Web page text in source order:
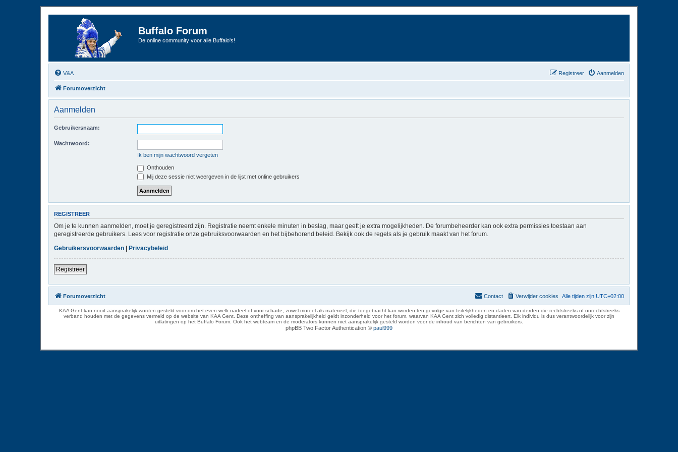
Buffalo Forum
De online community voor alle Buffalo's!
V&A Aanmelden
Registreer
Forumoverzicht
Aanmelden
Gebruikersnaam:
Wachtwoord:
Ik ben mijn wachtwoord vergeten
Onthouden
Mij deze sessie niet weergeven in de lijst met online gebruikers
REGISTREER
Om je te kunnen aanmelden, moet je geregistreerd zijn. Registratie neemt enkele minuten in beslag, maar geeft je extra mogelijkheden. De forumbeheerder kan ook extra permissies toestaan aan
geregistreerde gebruikers. Lees voor registratie onze gebruiksvoorwaarden en het bijbehorend beleid. Bekijk ook de regels als je gebruik maakt van het forum.
Gebruikersvoorwaarden | Privacybeleid
Registreer
Forumoverzicht Alle tijden zijn UTC+02:00
Verwijder cookies
Contact
KAA Gent kan nooit aansprakelijk worden gesteld voor om het even welk nadeel of voor schade, zowel moreel als materieel, die toegebracht kan worden ten gevolge van feitelijkheden en daden van derden die rechtstreeks of onrechtstreeks
verband houden met de gegevens vermeld op de website van KAA Gent. Deze ontheffing van aansprakelijkheid geldt inzonderheid voor het forum, waarvan KAA Gent zich volledig distantieert. Elk individu is dus verantwoordelijk voor zijn
uitlatingen op het Buffalo Forum. Ook het webteam en de moderators kunnen niet aansprakelijk gesteld worden voor de inhoud van berichten van gebruikers.
phpBB Two Factor Authentication © paul999